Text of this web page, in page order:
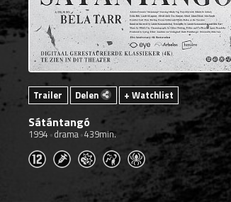
Trailer Delen + Watchlist
Sátántangó
1994 drama 439min.